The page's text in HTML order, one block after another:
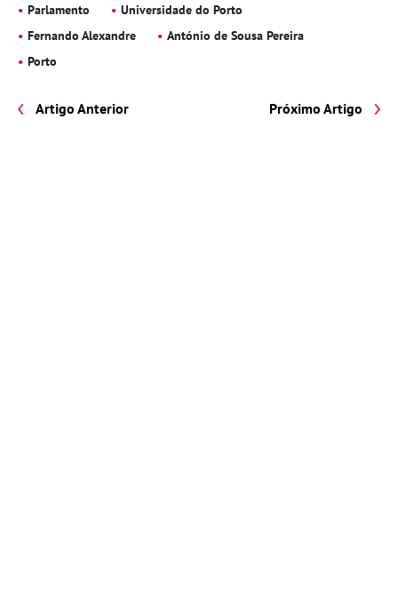
Parlamento
Universidade do Porto
Fernando Alexandre
António de Sousa Pereira
Porto
Artigo Anterior Próximo Artigo